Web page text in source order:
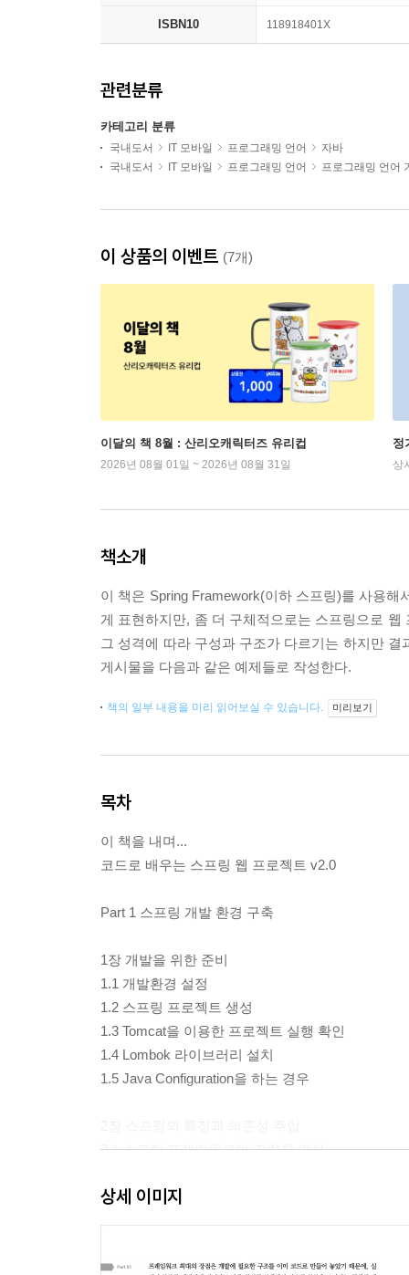
ISBN10 118918401X
관련분류
카테고리 분류
국내도서 IT 모바일 프로그래밍 언어
자바
국내도서
IT 모바일 프로그래밍 언어 프로그래밍 언어
이 상품의 이벤트 (7개)
이달의 책 8월 : 산리오캐릭터즈 유리컵
2026년 08월 01일 ~ 2026년 08월 31일
정
상
책소개
이 책은 Spring Framework(이하 스프링)를 사용해
게 표현하지만, 좀 더 구체적으로는 스프링으로
그 성격에 따라 구성과 구조가 다르기는 하지만
게시물을 다음과 같은 예제들로 작성한다.
책의 일부 내용을 미리 읽어보실 수 있습니다. 미리보기
목차
이 책을 내며...
코드로 배우는 스프링 웹 프로젝트 v2.0
Part 1 스프링 개발 환경 구축
1장 개발을 위한 준비
1.1 개발환경 설정
1.2 스프링 프로젝트 생성
1.3 Tomcat을 이용한 프로젝트 실행 확인
1.4 Lombok 라이브러리 설치
1.5 Java Configuration을 하는 경우
2.1 스프링 프레임워크의 간략한 역사
2.3 스프링이 동작하면서 생기는 일
3장 스프링과 Oracle Database 연동
상세 이미지